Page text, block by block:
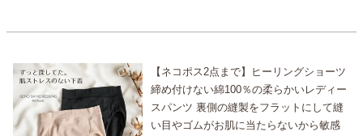
【ネコポス2点まで】ヒーリングショーツ
締め付けない綿100％の柔らかいレディー
スパンツ 裏側の縫製をフラットにして縫
い目やゴムがお肌に当たらないから敏感